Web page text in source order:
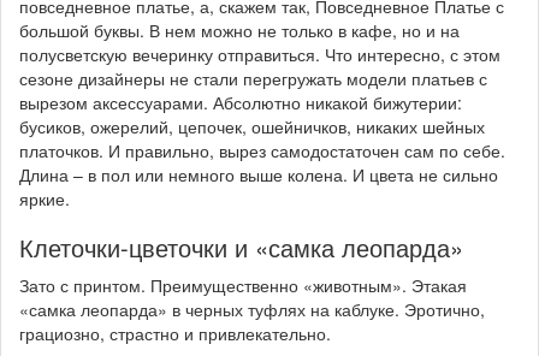
повседневное платье, а, скажем так, Повседневное Платье с
большой буквы. В нем можно не только в кафе, но и на
полусветскую вечеринку отправиться. Что интересно, с этом
сезоне дизайнеры не стали перегружать модели платьев с
вырезом аксессуарами. Абсолютно никакой бижутерии:
бусиков, ожерелий, цепочек, ошейничков, никаких шейных
платочков. И правильно, вырез самодостаточен сам по себе.
Длина – в пол или немного выше колена. И цвета не сильно
яркие.
Клеточки-цветочки и «самка леопарда»
Зато с принтом. Преимущественно «животным». Этакая
«самка леопарда» в черных туфлях на каблуке. Эротично,
грациозно, страстно и привлекательно.